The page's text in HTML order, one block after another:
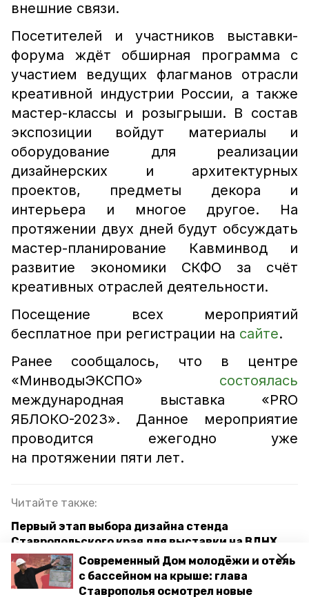
Современный Дом молодёжи и отель
с бассейном на крыше: глава
Ставрополья осмотрел новые
внешние связи.
Посетителей и участников выставки-
форума ждёт обширная программа с
участием ведущих флагманов отрасли
креативной индустрии России, а также
мастер-классы и розыгрыши. В состав
экспозиции войдут материалы и
оборудование для реализации
дизайнерских и архитектурных
проектов, предметы декора и
интерьера и многое другое. На
протяжении двух дней будут обсуждать
мастер-планирование Кавминвод и
развитие экономики СКФО за счёт
креативных отраслей деятельности.
Посещение всех мероприятий
бесплатное при регистрации на сайте.
Ранее сообщалось, что в центре
«МинводыЭКСПО» состоялась
международная выставка «PRO
ЯБЛОКО-2023». Данное мероприятие
проводится ежегодно уже
на протяжении пяти лет.
Читайте также:
Первый этап выбора дизайна стенда
Ставропольского края для выставки на ВДНХ
завершился в Минводах
Владимир Путин призвал поддержать молодые